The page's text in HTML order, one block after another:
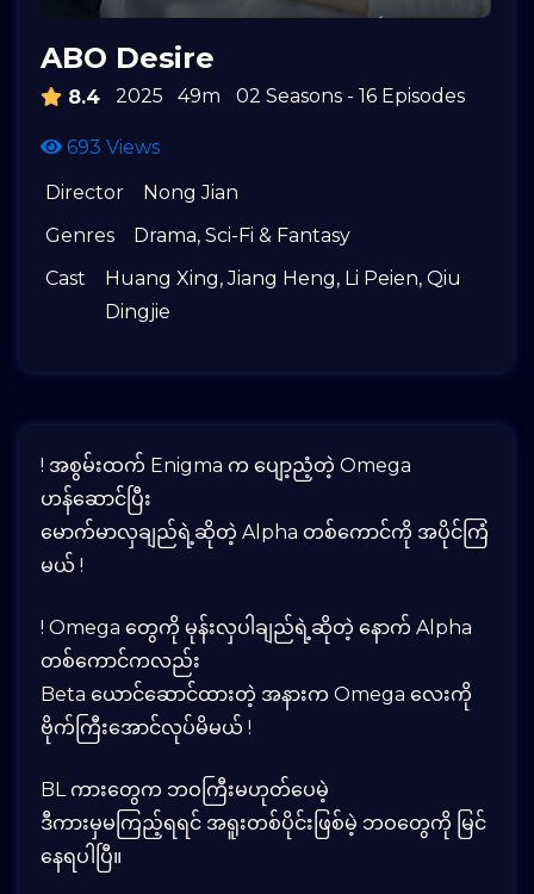
ABO Desire
8.4 2025 49m 02 Seasons - 16 Episodes
693 Views
Director
Nong Jian
Genres
Drama, Sci-Fi & Fantasy
Cast
Huang Xing,Jiang Heng, Li Peien, Qiu
Dingjie
! အစွမ်းထက် Enigma က ပျော့ညံ့တဲ့ Omega
ဟန်ဆောင်ပြီး
မောက်မာလှချည်ရဲ့ဆိုတဲ့ Alpha တစ်ကောင်ကို အပိုင်ကြံ
မယ် !
! Omega တွေကို မုန်းလှပါချည်ရဲ့ဆိုတဲ့ နောက် Alpha
တစ်ကောင်ကလည်း
Beta ယောင်ဆောင်ထားတဲ့ အနားက Omega လေးကို
ဗိုက်ကြီးအောင်လုပ်မိမယ် !
BL ကားတွေက ဘဝကြီးမဟုတ်ပေမဲ့
ဒီကားမှမကြည့်ရရင် အရူးတစ်ပိုင်းဖြစ်မဲ့ ဘဝတွေကို မြင်
နေရပါပြီ။